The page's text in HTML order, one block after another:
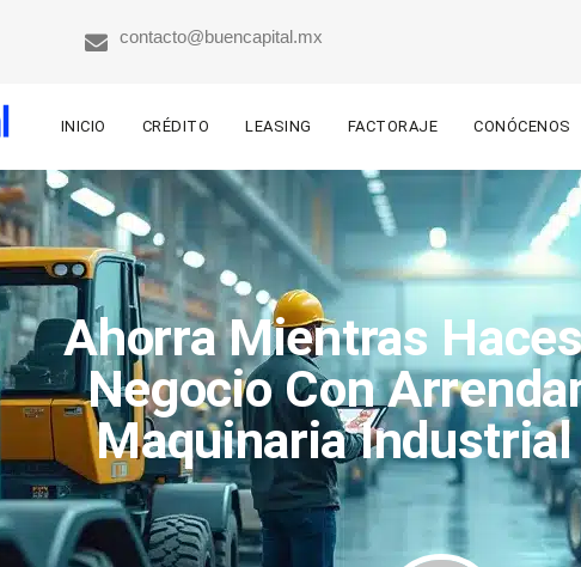
contacto@buencapital.mx
INICIO CRÉDITO LEASING FACTORAJE CONÓCENOS
Ahorra Mientras
Negocio Con
Maquinaria